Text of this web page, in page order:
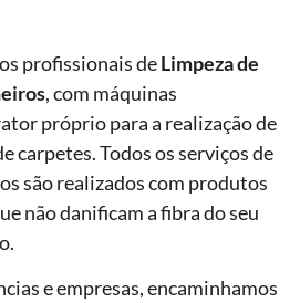
profissionais deLimpeza de
, com máquinas
próprio para a realização de
carpetes. Todos os serviços de
são realizados com produtos
não danificam a fibra do seu
e empresas, encaminhamos